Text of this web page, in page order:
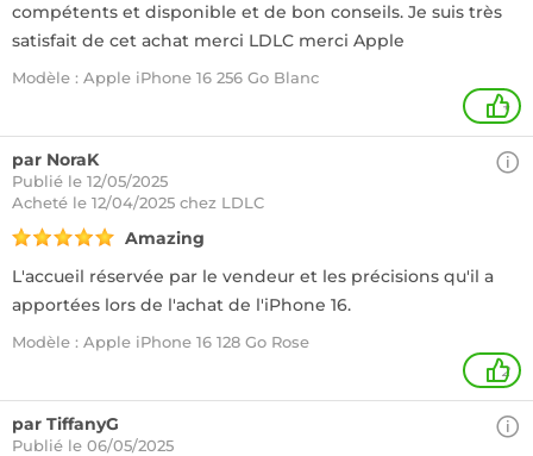
compétents et disponible et de bon conseils. Je suis très
satisfait de cet achat merci LDLC merci Apple
Modèle : Apple iPhone 16 256 Go Blanc
+
par NoraK
Publié le 12/05/2025
Acheté le 12/04/2025 chez LDLC
Amazing
L'accueil réservée par le vendeur et les précisions qu'il a
apportées lors de l'achat de l'iPhone 16.
Modèle : Apple iPhone 16 128 Go Rose
2
par TiffanyG
Publié le 06/05/2025